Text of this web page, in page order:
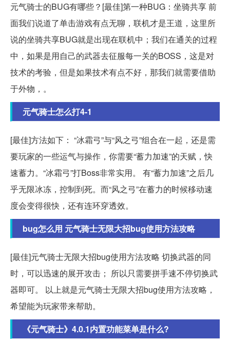
元气骑士的BUG有哪些？[最佳]第一种BUG：坐骑共享 前
面我们说道了单击游戏有点无聊，联机才是王道，这里所
说的坐骑共享BUG就是出现在联机中；我们在通关的过程
中，如果是用自己的武器去征服每一关的BOSS，这是对
技术的考验，但是如果技术有点不好，那我们就需要借助
于外物，。
元气骑士怎么打4-1
[最佳]方法如下： “冰霜弓”与“风之弓”组合在一起，还是需
要玩家的一些运气与操作，你需要“蓄力加速”的天赋，快
速蓄力。“冰霜弓”打Boss非常实用。 有“蓄力加速”之后几
乎无限冰冻，控制到死。而“风之弓”在蓄力的时候移动速
度会变得很快，还有连环穿透效。
bug怎么用 元气骑士无限大招bug使用方法攻略
[最佳]元气骑士无限大招bug使用方法攻略 切换武器的同
时，可以迅速的展开攻击； 所以只需要拼手速不停切换武
器即可。 以上就是元气骑士无限大招bug使用方法攻略，
希望能为玩家带来帮助。
《元气骑士》4.0.1内置功能菜单是什么?